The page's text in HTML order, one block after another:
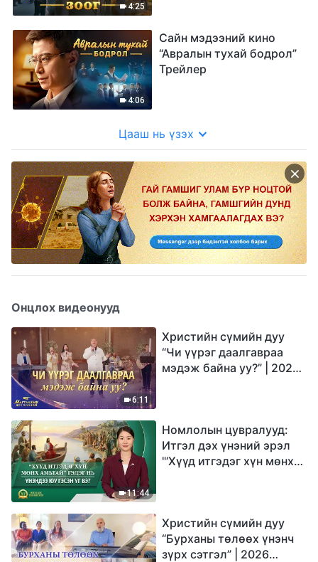
4:25
4:06
Сайн мэдээний кино
“Авралын тухай бодрол”
Трейлер
Цааш нь үзэх
Онцлох видеонууд
6:11
Христийн сүмийн дуу
“Чи үүрэг даалгавраа
мэдэж байна уу?” | 2026
11:44
Номлолын цувралууд:
Итгэл дэх үнэний эрэл
"‘Хүүд итгэдэг хүн мөнх
Христийн сүмийн дуу
“Бурханы төлөөх үнэнч
зүрх сэтгэл” | 2026